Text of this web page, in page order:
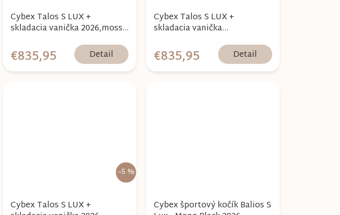
Cybex Talos S LUX +
skladacia vanička 2026,moss
€835,95 Detail
Cybex Talos S LUX +
skladacia vanička
€835,95 Detail
–5 %
Cybex Talos S LUX + Cybex športový kočík Balios S